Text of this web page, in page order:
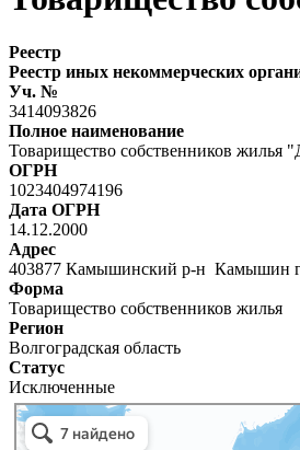
Реестр
Реестр иных некоммерческих
Уч. №
3414093826
Полное наименование
Товарищество собственников жилья
ОГРН
1023404974196
Дата ОГРН
14.12.2000
Адрес
403877 Камышинский р-н Камышин
Форма
Товарищество собственников жилья
Регион
Волгоградская область
Статус
Исключенные